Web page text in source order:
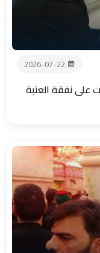
2026-07-22
نفقة العتبة